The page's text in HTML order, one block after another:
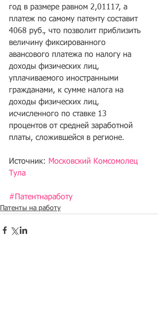
год в размере равном 2,01117, а
платеж по самому патенту составит
4068 руб., что позволит приблизить
величину фиксированного
авансового платежа по налогу на
доходы физических лиц,
уплачиваемого иностранными
гражданами, к сумме налога на
доходы физических лиц,
исчисленного по ставке 13
процентов от средней заработной
платы, сложившейся в регионе.
Источник: Московский Комсомолец
Тула
#Патентнаработу
Патенты на работу